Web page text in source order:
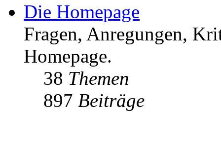
Die Homepage
Fragen, Anregungen,
Homepage.
38 Themen
897 Beiträge